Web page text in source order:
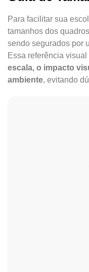
Para facilitar sua
tamanhos dos
sendo segurados por
Essa referência
escala, o impacto
ambiente, evitando